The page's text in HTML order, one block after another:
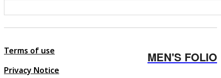
Terms of use
Privacy Notice
MEN'S FOLIO